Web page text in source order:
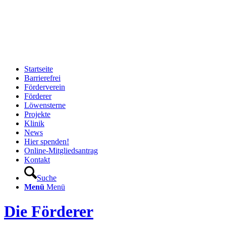
Startseite
Barrierefrei
Förderverein
Förderer
Löwensterne
Projekte
Klinik
News
Hier spenden!
Online-Mitgliedsantrag
Kontakt
Suche
Menü Menü
Die Förderer